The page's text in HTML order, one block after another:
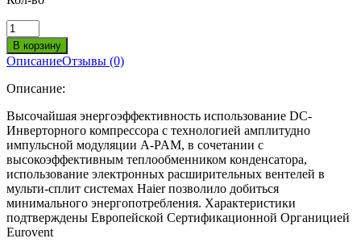
ОписаниеОтзывы (0)
Описание:
Высочайшая энергоэффективность использование DC-
Инверторного компрессора с технологией амплитудно
импульсной модуляции A-PAM, в сочетании с
высокоэффективным теплообменником конденсатора,
использование электронных расширительных вентелей в
мульти-сплит системах Haier позволило добиться
минимального энергопотребления. Характеристики
подтверждены Европейской Сертификационной Органицией
Eurovent